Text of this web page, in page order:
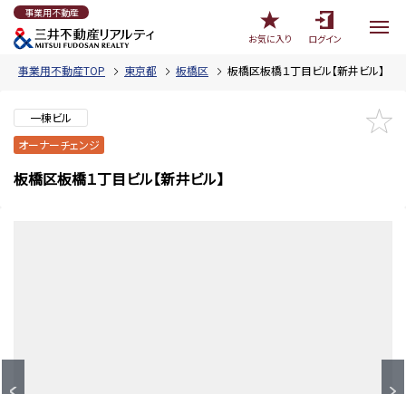
事業用不動産
お気に入り
ログイン
事業用不動産TOP 東京都 板橋区 板橋区板橋１丁目ビル【新井ビル】
一棟ビル
オーナーチェンジ
板橋区板橋１丁目ビル【新井ビル】